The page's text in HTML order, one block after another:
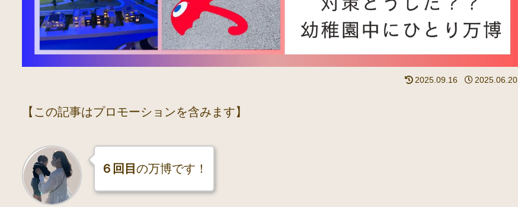
2025.09.16 2025.06.20
【この記事はプロモーションを含みます】
６回目の万博です！